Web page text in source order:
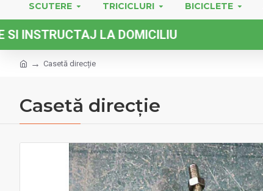
SCUTERE TRICICLURI BICICLETE
LA DOMICILIU
Casetă direcție
Casetă direcție